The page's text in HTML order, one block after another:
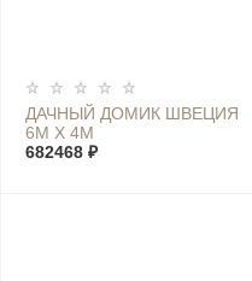
ДАЧНЫЙ ДОМИК ШВЕЦИЯ
6М Х 4М
682468 ₽